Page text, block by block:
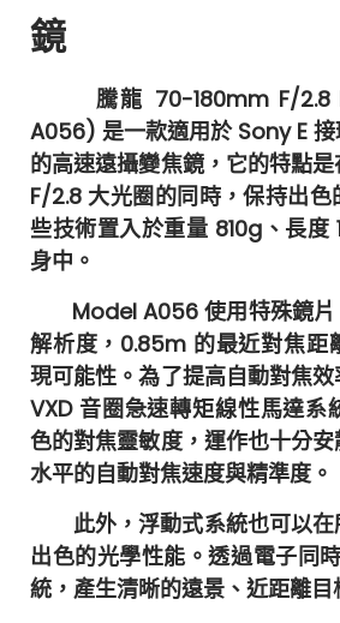
鏡
騰龍 70-180mm F/2.8
A056) 是一款適用於 Sony E
的高速遠攝變焦鏡，它的特點
F/2.8 大光圈的同時，保持出
些技術置入於重量 810g、長
身中。
Model A056 使用特殊鏡片
解析度，0.85m 的最近對焦距
現可能性。為了提高自動對焦
VXD 音圈急速轉矩線性馬達系
色的對焦靈敏度，運作也十分
水平的自動對焦速度與精準度。
此外，浮動式系統也可以在
出色的光學性能。透過電子同
統，產生清晰的遠景、近距離目